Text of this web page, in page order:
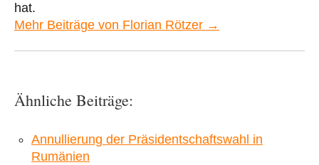
hat.
Mehr Beiträge von Florian Rötzer →
Ähnliche Beiträge:
Annullierung der Präsidentschaftswahl in
Rumänien